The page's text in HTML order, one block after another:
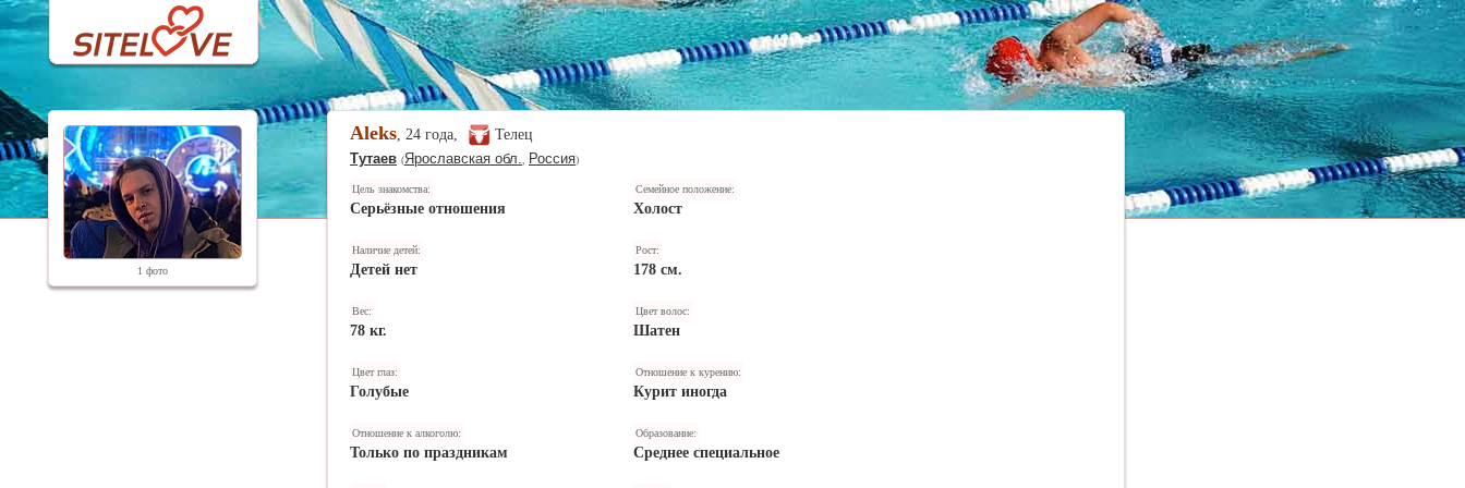
1 фото
Aleks, 24 года,
Телец
Тутаев (Ярославская обл. Россия)
Цель знакомства:
Серьёзные отношения
Семейное положение:
Холост
Наличие детей:
Детей нет
Рост:
178 см.
Вес:
78 кг.
Цвет волос:
Шатен
Цвет глаз:
Голубые
Отношение к курению:
Курит иногда
Отношение к алкоголю:
Только по праздникам
Образование:
Среднее специальное